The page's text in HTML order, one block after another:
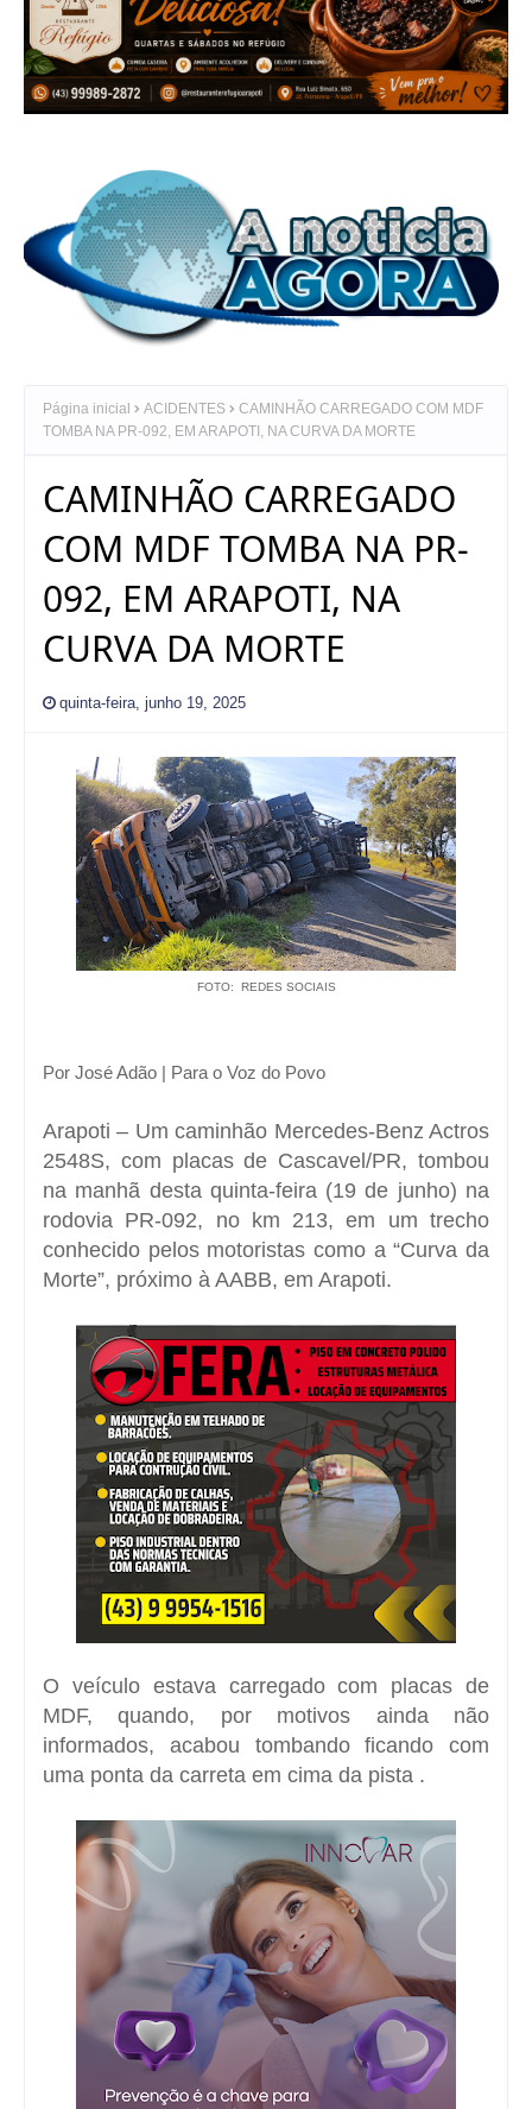
Página inicial ACIDENTES
CAMINHÃO CARREGADO COM MDF
TOMBA NA PR-092, EM ARAPOTI, NA CURVA DA MORTE
CAMINHÃO CARREGADO
COM MDF TOMBA NA PR-
092, EM ARAPOTI, NA
CURVA DA MORTE
quinta-feira, junho 19, 2025
FOTO: REDES SOCIAIS
Por José Adão | Para o Voz do Povo
Arapoti – Um caminhão Mercedes-Benz Actros
2548S, com placas de Cascavel/PR, tombou
na manhã desta quinta-feira (19 de junho) na
rodovia PR-092, no km 213, em um trecho
conhecido pelos motoristas como a “Curva da
Morte”, próximo à AABB, em Arapoti.
O veículo estava carregado com placas de
MDF, quando, por motivos ainda não
informados, acabou tombando ficando com
uma ponta da carreta em cima da pista .